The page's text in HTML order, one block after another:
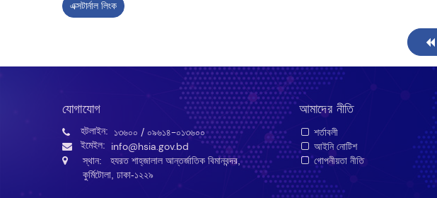
এক্সটার্নাল লিংক
যোগাযোগ
হটলাইন: ১৩৬০০ / ০৯৬১৪-০১৩৬০০
ইমেইল: info@hsia.gov.bd
স্থান: হযরত শাহ্‌জালাল আন্তর্জাতিক বিমানবন্দর,
কুর্মিটোলা, ঢাকা-১২২৯
আমাদের নীতি
শর্তাবলী
আইনি নোটিশ
গোপনীয়তা নীতি